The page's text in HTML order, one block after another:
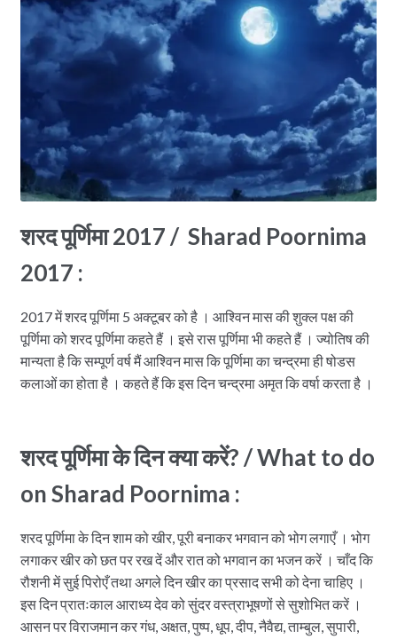
शरद पूर्णिमा 2017 / Sharad Poornima
2017 :
2017 में शरद पूर्णिमा 5 अक्टूबर को है । आश्विन मास की शुक्ल पक्ष की
पूर्णिमा को शरद पूर्णिमा कहते हैं । इसे रास पूर्णिमा भी कहते हैं । ज्योतिष की
मान्यता है कि सम्पूर्ण वर्ष मैं आश्विन मास कि पूर्णिमा का चन्द्रमा ही षोडस
कलाओं का होता है । कहते हैं कि इस दिन चन्द्रमा अमृत कि वर्षा करता है ।
शरद पूर्णिमा के दिन क्या करें? / What to do
on Sharad Poornima :
शरद पूर्णिमा के दिन शाम को खीर, पूरी बनाकर भगवान को भोग लगाएँ । भोग
लगाकर खीर को छत पर रख दें और रात को भगवान का भजन करें । चाँद कि
रौशनी में सुई पिरोएँ तथा अगले दिन खीर का प्रसाद सभी को देना चाहिए ।
इस दिन प्रातःकाल आराध्य देव को सुंदर वस्त्राभूषणों से सुशोभित करें ।
आसन पर विराजमान कर गंध, अक्षत, पुष्प, धूप, दीप, नैवैद्य, ताम्बुल, सुपारी,